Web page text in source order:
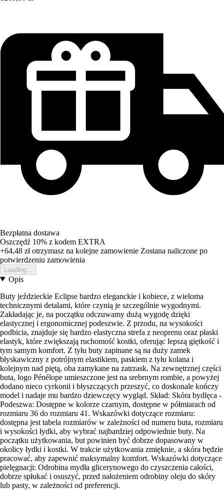
Bezpłatna dostawa
Oszczędź 10% z kodem EXTRA
+64,48 złotrzymasz na kolejne zamowienie Zostana naliczone po
potwierdzeniu zamowienia
Loading...
Opis
Buty jeździeckie Eclipse bardzo eleganckie i kobiece, z wieloma
technicznymi detalami, które czynią je szczególnie wygodnymi.
Zakładając je, na początku odczuwamy dużą wygodę dzięki
elastycznej i ergonomicznej podeszwie. Z przodu, na wysokości
podbicia, znajduje się bardzo elastyczna strefa z neoprenu oraz płaski
elastyk, które zwiększają ruchomość kostki, oferując lepszą giętkość i
tym samym komfort. Z tyłu buty zapinane są na duży zamek
błyskawiczny z potrójnym elastikiem, paskiem z tyłu kolana i
kolejnym nad piętą, oba zamykane na zatrzask. Na zewnętrznej części
buta, logo Pénélope umieszczone jest na srebrnym rombie, a powyżej
dodano nieco cyrkonii i błyszczących przeszyć, co doskonale kończy
model i nadaje mu bardzo dziewczęcy wygląd. Skład: Skóra bydlęca -
Podeszwa: Dostępne w kolorze czarnym, dostępne w półmiarach od
rozmiaru 36 do rozmiaru 41. Wskazówki dotyczące rozmiaru:
dostępna jest tabela rozmiarów w zależności od numeru buta, rozmiaru
i wysokości łydki, aby wybrać najbardziej odpowiednie buty. Na
początku użytkowania, but powinien być dobrze dopasowany w
okolicy łydki i kostki. W trakcie użytkowania zmięknie, a skóra będzie
pracować, aby zapewnić maksymalny komfort. Wskazówki dotyczące
pielęgnacji: Odrobina mydła glicerynowego do czyszczenia całości,
dobrze spłukać i osuszyć, przed nałożeniem odrobiny oleju do skóry
lub pasty, w zależności od preferencji.